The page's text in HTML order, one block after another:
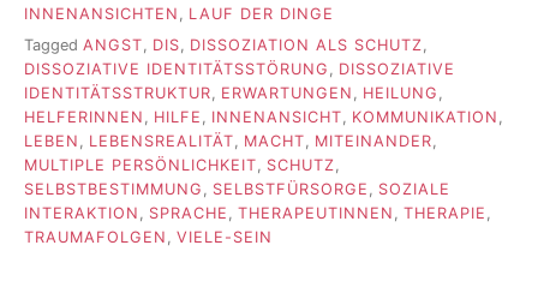
INNENANSICHTEN
LAUF DER DINGE
Tagged ANGST, DIS, DISSOZIATION ALS SCHUTZ,
DISSOZIATIVE IDENTITÄTSSTÖRUNG , DISSOZIATIVE
IDENTITÄTSSTRUKTUR, ERWARTUNGEN , HEILUNG ,
HELFERINNEN , HILFE , INNENANSICHT, KOMMUNIKATION ,
LEBEN , LEBENSREALITÄT, MACHT, MITEINANDER,
MULTIPLE PERSÖNLICHKEIT, SCHUTZ,
SELBSTBESTIMMUNG , SELBSTFÜRSORGE , SOZIALE
INTERAKTION , SPRACHE , THERAPEUTINNEN , THERAPIE ,
TRAUMAFOLGEN , VIELE-SEIN